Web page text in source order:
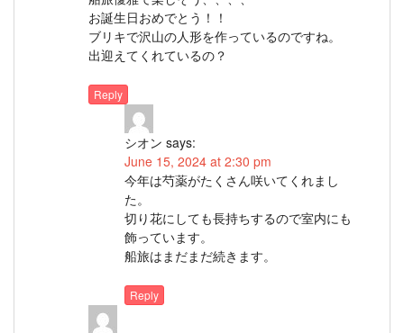
お誕生日おめでとう！！
ブリキで沢山の人形を作っているのですね。
出迎えてくれているの？
Reply
シオン says:
June 15, 2024 at 2:30 pm
今年は芍薬がたくさん咲いてくれまし
た。
切り花にしても長持ちするので室内にも
飾っています。
船旅はまだまだ続きます。
Reply